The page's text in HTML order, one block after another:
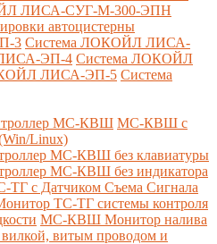
ЛИСА-СУГ-М-300-ЭПН
автоцистерны
3 Система ЛОКОЙЛ ЛИСА-
ЭП-4 Система ЛОКОЙЛ
ЛИСА-ЭП-5 Система
МС-КВШ МС-КВШ с
Linux)
МС-КВШ без клавиатуры
МС-КВШ без индикатора
ТГ с Датчиком Съема Сигнала
ТС-ТГ системы контроля
МС-КВШ Монитор налива
вилкой, витым проводом и